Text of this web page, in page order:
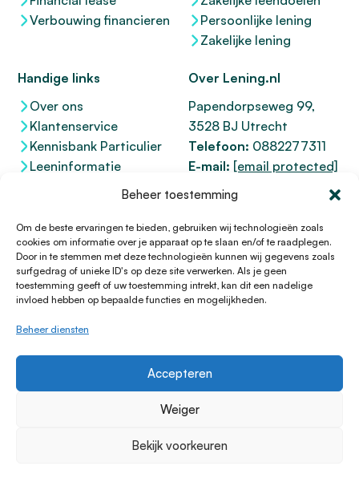
Beheer toestemming
Om de beste ervaringen te bieden, gebruiken wij technologieën zoals
cookies om informatie over je apparaat op te slaan en/of te raadplegen.
Door in te stemmen met deze technologieën kunnen wij gegevens zoals
surfgedrag of unieke ID's op deze site verwerken. Als je geen
toestemming geeft of uw toestemming intrekt, kan dit een nadelige
invloed hebben op bepaalde functies en mogelijkheden.
Beheer diensten
Accepteren
Weiger
Bekijk voorkeuren
Verbouwing financieren
Persoonlijke lening
Zakelijke lening
Handige links
Over ons
Klantenservice
Kennisbank Particulier
Leeninformatie
Over Lening.nl
Papendorpseweg 99,
3528 BJ Utrecht
Telefoon: 0882277311
E-mail: [email protected]
KvK 76100200
12047091
Kifid 300.017942
© 1996 - 2026 Lening.nl
Privacy Policy
HTML Sitemap
Klachtenprocedure